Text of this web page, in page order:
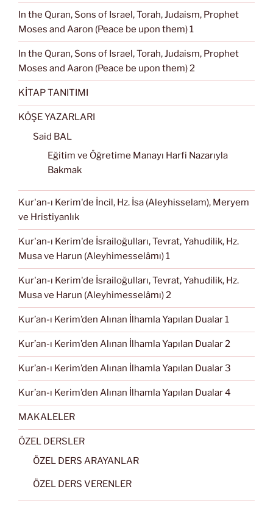
In the Quran, Sons of Israel, Torah, Judaism, Prophet
Moses and Aaron (Peace be upon them) 1
In the Quran, Sons of Israel, Torah, Judaism, Prophet
Moses and Aaron (Peace be upon them) 2
KİTAP TANITIMI
KÖŞE YAZARLARI
Said BAL
Eğitim ve Öğretime Manayı Harfi Nazarıyla
Bakmak
Kur'an-ı Kerim'de İncil, Hz. İsa (Aleyhisselam), Meryem
ve Hristiyanlık
Kur'an-ı Kerim'de İsrailoğulları, Tevrat, Yahudilik, Hz.
Musa ve Harun (Aleyhimesselâmı) 1
Kur'an-ı Kerim'de İsrailoğulları, Tevrat, Yahudilik, Hz.
Musa ve Harun (Aleyhimesselâmı) 2
Kur’an-ı Kerim’den Alınan İlhamla Yapılan Dualar 1
Kur’an-ı Kerim’den Alınan İlhamla Yapılan Dualar 2
Kur’an-ı Kerim’den Alınan İlhamla Yapılan Dualar 3
Kur’an-ı Kerim’den Alınan İlhamla Yapılan Dualar 4
MAKALELER
ÖZEL DERSLER
ÖZEL DERS ARAYANLAR
ÖZEL DERS VERENLER